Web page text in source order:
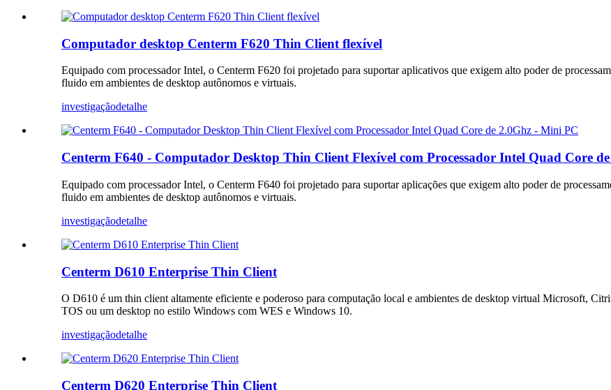
Computador desktop Centerm F620 Thin Client flexível
Equipado com processador Intel, o Centerm F620 foi projetado para suportar aplicativos que exigem alto poder de
fluido em ambientes de desktop autônomos e virtuais.
investigaçãodetalhe
Centerm F640 - Computador Desktop Thin Client Flexível com Processador Intel Quad Core
Equipado com processador Intel, o Centerm F640 foi projetado para suportar aplicações que exigem alto poder de
fluido em ambientes de desktop autônomos e virtuais.
investigaçãodetalhe
Centerm D610 Enterprise Thin Client
O D610 é um thin client altamente eficiente e poderoso para computação local e ambientes de desktop virtual Microsoft,
TOS ou um desktop no estilo Windows com WES e Windows 10.
investigaçãodetalhe
Centerm D620 Enterprise Thin Client